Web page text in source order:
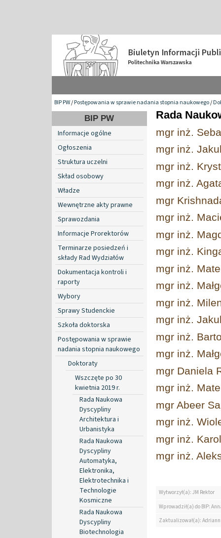
BIP PW/Postępowania w sprawie nadania stopnia naukowego/
BIP PW
Informacje ogólne
Ogłoszenia
Struktura uczelni
Skład osobowy
Władze
Wewnętrzne akty prawne
Sprawozdania
Informacje Prorektorów
Terminarze posiedzeń i
składy Rad Wydziałów
Dokumentacja kontroli i
raporty
Wybory
Sprawy Studenckie
Szkoła doktorska
Postępowania w sprawie
nadania stopnia naukowego
Doktoraty
Wszczęte po 30
kwietnia 2019 r.
Rada Naukowa
Dyscypliny
Architektura i
Urbanistyka
Rada Naukowa
Dyscypliny
Automatyka,
Elektronika,
Elektrotechnika i
Technologie
Kosmiczne
Rada Naukowa
Dyscypliny
Biotechnologia
Rada
mgr inż.
mgr inż.
mgr inż.
mgr inż.
mgr
mgr inż.
mgr inż.
mgr inż.
mgr inż.
mgr inż.
mgr inż.
mgr inż.
mgr inż.
mgr inż.
mgr Daniela
mgr inż.
mgr Abeer
mgr inż.
mgr inż.
mgr inż.
Wytworzył(a): JM Rektor
Wprowadził(a) do BIP:
Zaktualizował(a):